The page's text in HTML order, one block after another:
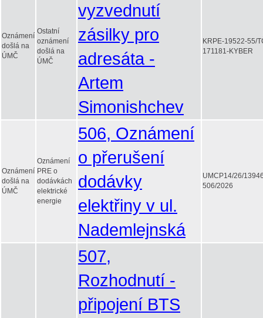
Oznámení
došlá na
ÚMČ
Ostatní
oznámení
došlá na
ÚMČ
vyzvednutí
zásilky pro
adresáta -
Artem
Simonishchev
KRPE-19522-55/
171181-KYBER
Oznámení
došlá na
ÚMČ
Oznámení
PRE o
dodávkách
elektrické
energie
506, Oznámení
o přerušení
dodávky
elektřiny v ul.
Nademlejnská
UMCP14/26/
506/2026
507,
Rozhodnutí -
připojení BTS